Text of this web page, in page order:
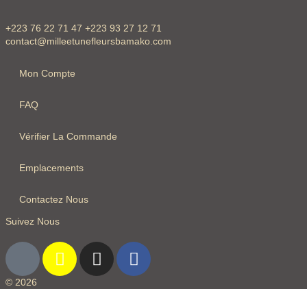
+223 76 22 71 47 +223 93 27 12 71
contact@milleetunefleursbamako.com
Mon Compte
FAQ
Vérifier La Commande
Emplacements
Contactez Nous
Suivez Nous
© 2026